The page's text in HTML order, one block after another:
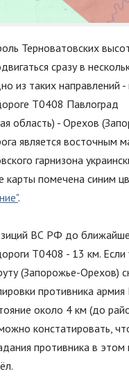
Терноватовских
сразу в
из таких направлений -
Т0408 Павлоград
область) - Орехов
является восточным
гарнизона
карты помечена синим
.
ВС РФ до
Т0408 - 13 км. Если
(Запорожье-Орехов)
противника армия
около 4 км (до
констатировать,
противника в этом